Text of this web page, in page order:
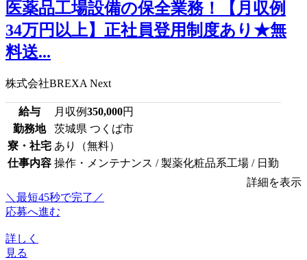
医薬品工場設備の保全業務！【月収例
34万円以上】正社員登用制度あり★無
料送...
株式会社BREXA Next
給与 月収例350,000円
勤務地
茨城県 つくば市
寮・社宅 あり（無料）
仕事内容 操作・メンテナンス / 製薬化粧品系工場 / 日勤
詳細を表示
＼最短45秒で完了／
応募へ進む
詳しく
見る